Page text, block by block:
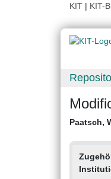
KIT | KIT-
Paatsch,